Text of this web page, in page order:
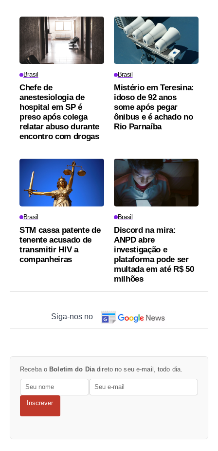
Brasil
Chefe de
anestesiologia de
hospital em SP é
preso após colega
relatar abuso durante
encontro com drogas
Brasil
Mistério em Teresina:
idoso de 92 anos
some após pegar
ônibus e é achado no
Rio Parnaíba
Brasil
STM cassa patente de
tenente acusado de
transmitir HIV a
companheiras
Brasil
Discord na mira:
ANPD abre
investigação e
plataforma pode ser
multada em até R$ 50
milhões
Siga-nos no
Receba o Boletim do Diadireto no seu e-mail, todo dia.
Inscrever